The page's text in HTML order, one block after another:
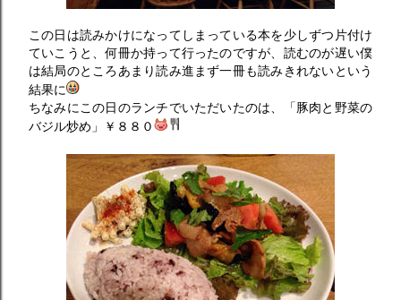
この日は読みかけになってしまっている本を少しずつ片付け
ていこうと、何冊か持って行ったのですが、読むのが遅い僕
は結局のところあまり読み進まず一冊も読みきれないという
結果に
ちなみにこの日のランチでいただいたのは、「豚肉と野菜の
バジル炒め」￥８８０